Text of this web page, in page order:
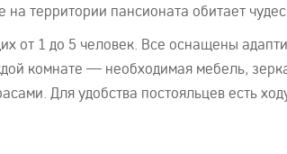
территории пансионата обитает
от 1 до 5 человек. Все оснащены
комнате — необходимая мебель,
Для удобства постояльцев есть